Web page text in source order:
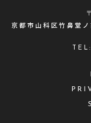
京都市山科区竹鼻堂
TEL: